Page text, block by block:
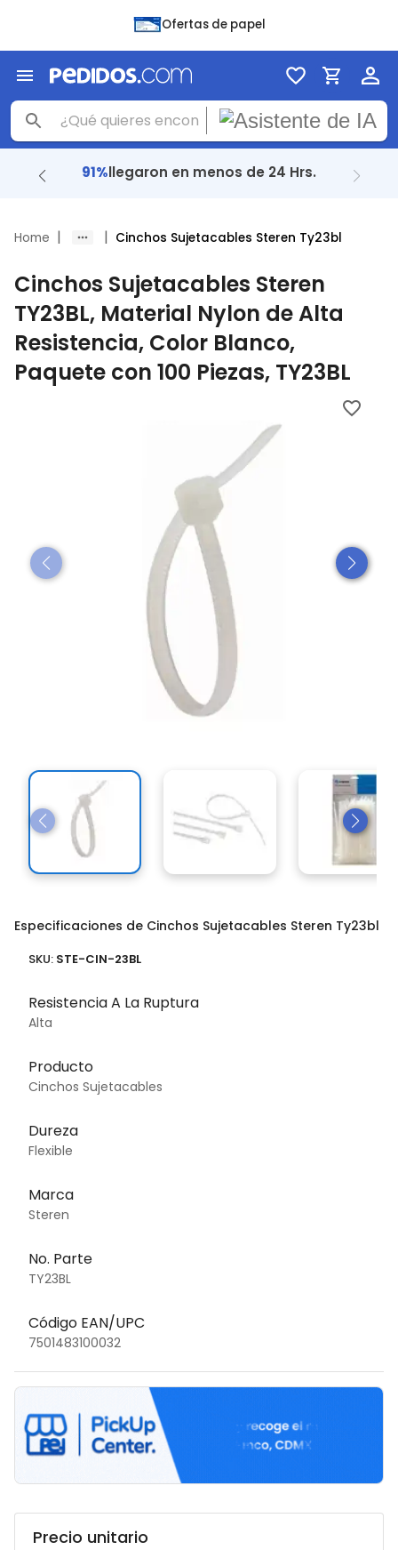
Ofertas de papel
91%llegaron en menos de 24 Hrs.
Home | | Cinchos Sujetacables Steren Ty23bl
Cinchos Sujetacables Steren
TY23BL, Material Nylon de Alta
Resistencia, Color Blanco,
Paquete con 100 Piezas, TY23BL
Especificaciones de Cinchos Sujetacables Steren Ty23bl
SKU: STE-CIN-23BL
Resistencia A La Ruptura
Alta
Producto
Cinchos Sujetacables
Dureza
Flexible
Marca
Steren
No. Parte
TY23BL
Código EAN/UPC
7501483100032
Precio unitario